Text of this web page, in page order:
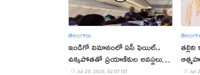
తెలంగాణ
ఇండిగో విమానంలో ఏసీ ఫెయిల్..
ఉక్కపోతతో ప్రయాణికుల అవస్థలు
(వీడియో)
Jul 20, 2026, 02:07 IST Jul